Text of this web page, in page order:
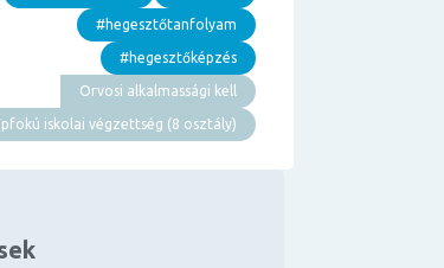
#hegesztőtanfolyam
#hegesztőképzés
Orvosi alkalmassági kell
iskolai végzettség (8 osztály)